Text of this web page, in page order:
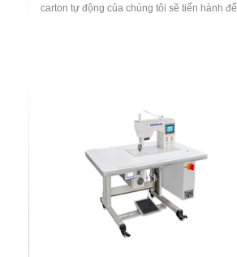
carton tự động của chúng tôi sẽ tiến hành để